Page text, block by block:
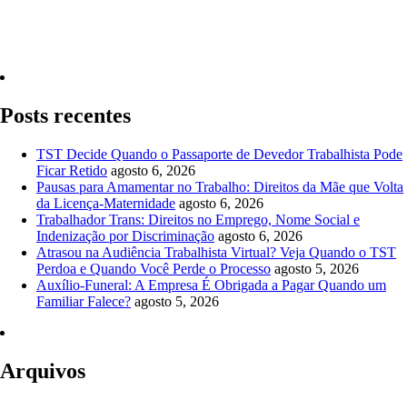
Posts recentes
TST Decide Quando o Passaporte de Devedor Trabalhista Pode
Ficar Retido agosto 6, 2026
Pausas para Amamentar no Trabalho: Direitos da Mãe que Volta
da Licença-Maternidade agosto 6, 2026
Trabalhador Trans: Direitos no Emprego, Nome Social e
Indenização por Discriminação agosto 6, 2026
Atrasou na Audiência Trabalhista Virtual? Veja Quando o TST
Perdoa e Quando Você Perde o Processo agosto 5, 2026
Auxílio-Funeral: A Empresa É Obrigada a Pagar Quando um
Familiar Falece? agosto 5, 2026
Arquivos